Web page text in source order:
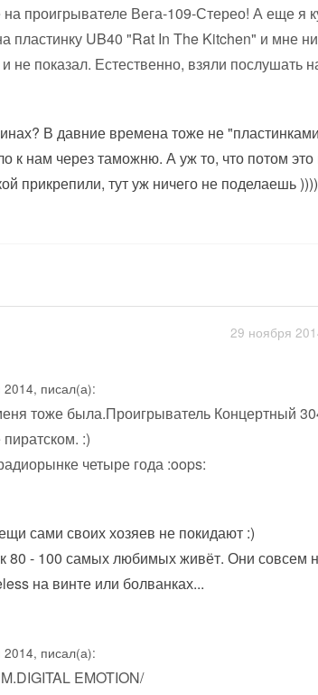
проигрывателе Вега-109-Стерео! А еще я
пластинку UB40 "Rat In The Kitchen" и мне
не показал. Естественно, взяли послушать
В давние времена тоже не
к нам через таможню. А уж то, что потом
прикрепили, тут уж ничего не поделаешь ))))
29 ноября
писал(а):
тоже была.Проигрыватель Концертный
:)
четыре года :oops:
сами своих хозяев не покидают :)
80 - 100 самых любимых живёт. Они совсем
на винте или болванках...
писал(а):
EMOTION/